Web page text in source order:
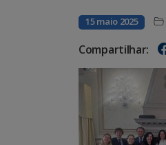
15 maio 2025
Compartilhar: